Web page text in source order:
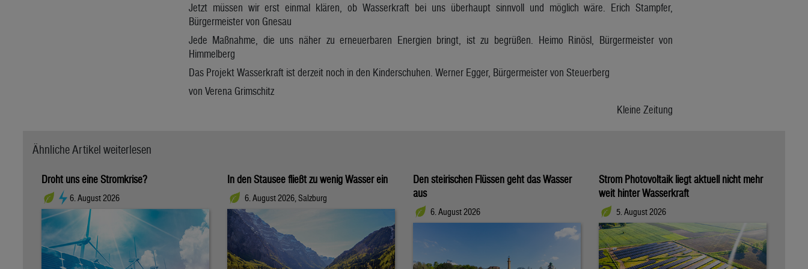
Jetzt müssen wir erst einmal klären, ob Wasserkraft bei uns überhaupt sinnvoll und möglich wäre. Erich Stampfer,
Bürgermeister von Gnesau
Jede Maßnahme, die uns näher zu erneuerbaren Energien bringt, ist zu begrüßen. Heimo Rinösl, Bürgermeister von
Himmelberg
Das Projekt Wasserkraft ist derzeit noch in den Kinderschuhen. Werner Egger, Bürgermeister von Steuerberg
von Verena Grimschitz
Kleine Zeitung
Ähnliche Artikel weiterlesen
Droht uns eine Stromkrise?
6. August 2026
In den Stausee fließt zu wenig Wasser ein
6. August 2026, Salzburg
Den steirischen Flüssen geht das Wasser
aus
6. August 2026
Strom Photovoltaik liegt aktuell nicht mehr
weit hinter Wasserkraft
5. August 2026